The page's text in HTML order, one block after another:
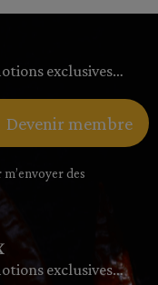
exclusives…
Devenir membre
des
exclusives…